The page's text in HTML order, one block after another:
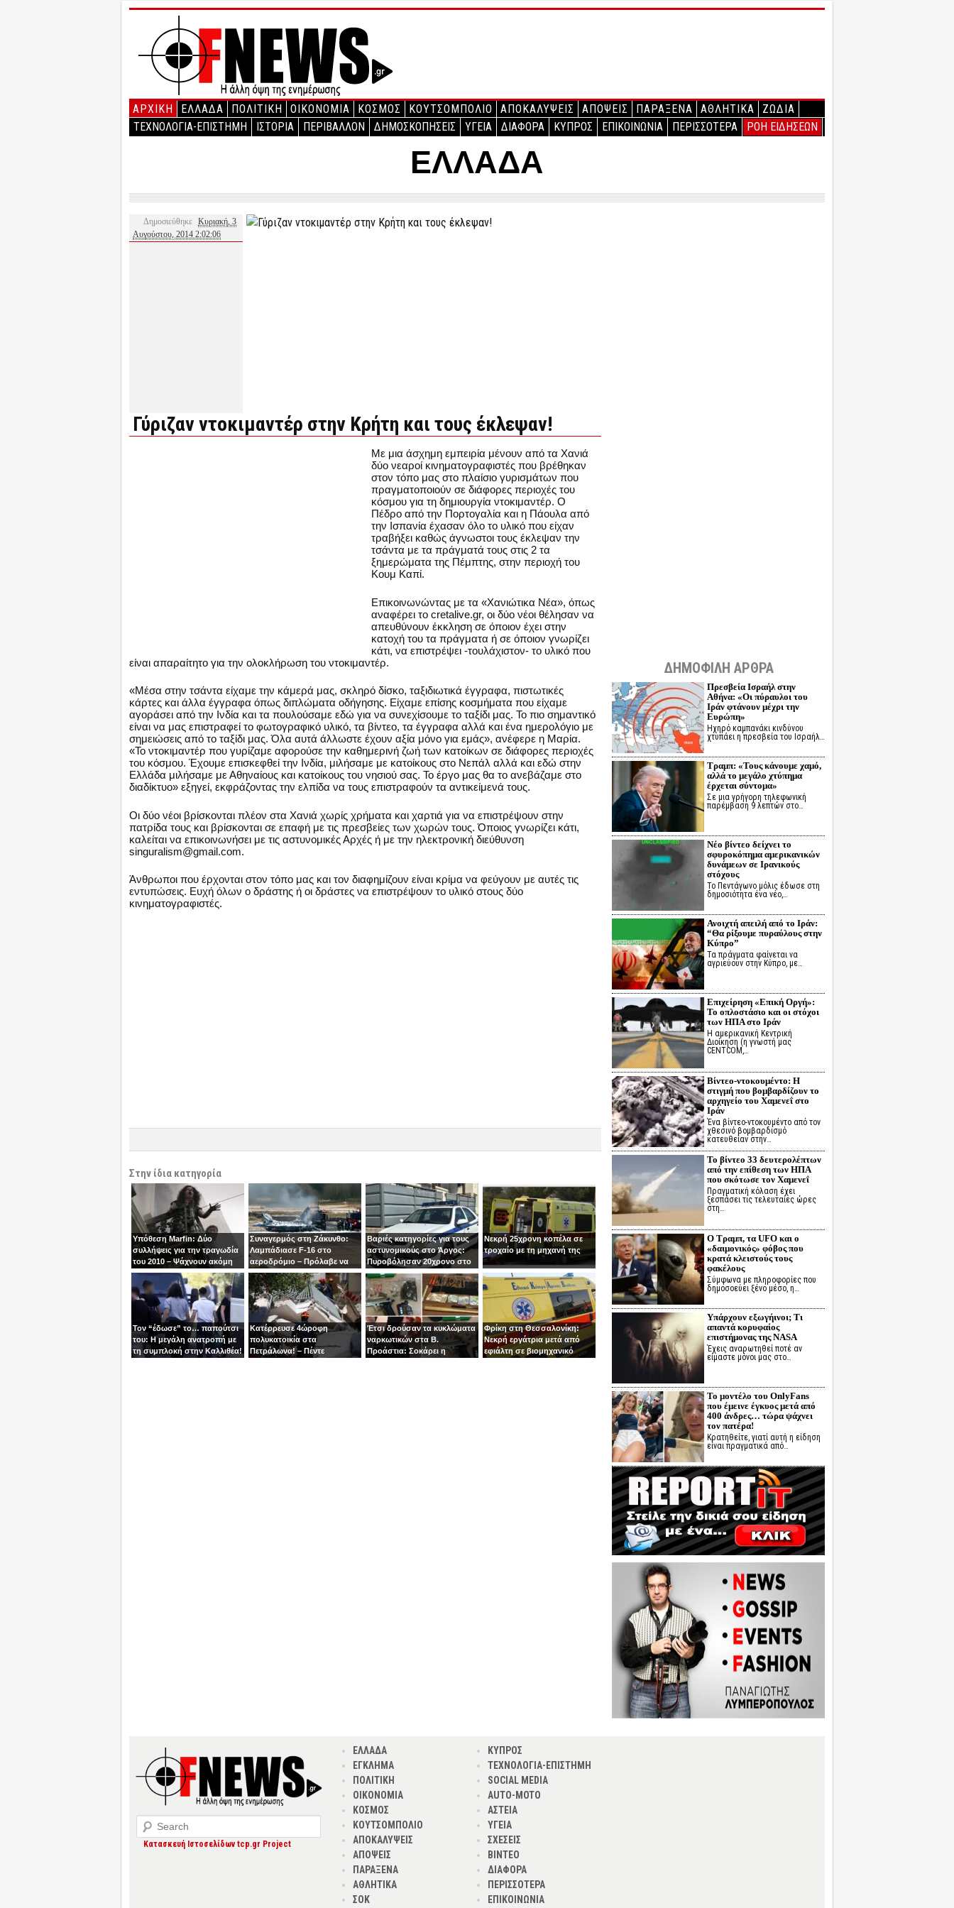
ΑΡΧΙΚΉ ΕΛΛΑΔΑ ΠΟΛΙΤΙΚΗ ΟΙΚΟΝΟΜΙΑ ΚΟΣΜΟΣ ΚΟΥΤΣΟΜΠΟΛΙΟ ΑΠΟΚΑΛΥΨΕΙΣ ΑΠΟΨΕΙΣ ΠΑΡΑΞΕΝΑ ΑΘΛΗΤΙΚΑ
ΖΩΔΙΑ
ΤΕΧΝΟΛΟΓΙΑ-ΕΠΙΣΤΗΜΗ
ΙΣΤΟΡΙΑ ΠΕΡΙΒΑΛΛΟΝ ΔΗΜΟΣΚΟΠΗΣΕΙΣ ΥΓΕΙΑ ΔΙΑΦΟΡΑ ΚΥΠΡΟΣ ΕΠΙΚΟΙΝΩΝΙΑ ΠΕΡΙΣΣΟΤΕΡΑ ΡΟΗ ΕΙΔΗΣΕΩΝ
ΕΛΛΑΔΑ
Δημοσιεύθηκε Κυριακή, 3
Αυγούστου, 2014 2:02:06
Γύριζαν ντοκιμαντέρ στην Κρήτη και τους έκλεψαν!
Με μια άσχημη εμπειρία μένουν από τα Χανιά
δύο νεαροί κινηματογραφιστές που βρέθηκαν
στον τόπο μας στο πλαίσιο γυρισμάτων που
πραγματοποιούν σε διάφορες περιοχές του
κόσμου για τη δημιουργία ντοκιμαντέρ. Ο
Πέδρο από την Πορτογαλία και η Πάουλα από
την Ισπανία έχασαν όλο το υλικό που είχαν
τραβήξει καθώς άγνωστοι τους έκλεψαν την
τσάντα με τα πράγματά τους στις 2 τα
ξημερώματα της Πέμπτης, στην περιοχή του
Κουμ Καπί.
Επικοινωνώντας με τα «Χανιώτικα Νέα», όπως
αναφέρει το cretalive.gr, οι δύο νέοι θέλησαν να
απευθύνουν έκκληση σε όποιον έχει στην
κατοχή του τα πράγματα ή σε όποιον γνωρίζει
κάτι, να επιστρέψει -τουλάχιστον- το υλικό που
είναι απαραίτητο για την ολοκλήρωση του ντοκιμαντέρ.
«Μέσα στην τσάντα είχαμε την κάμερά μας, σκληρό δίσκο, ταξιδιωτικά έγγραφα, πιστωτικές
κάρτες και άλλα έγγραφα όπως διπλώματα οδήγησης. Είχαμε επίσης κοσμήματα που είχαμε
αγοράσει από την Ινδία και τα πουλούσαμε εδώ για να συνεχίσουμε το ταξίδι μας. Το πιο σημαντικό
είναι να μας επιστραφεί το φωτογραφικό υλικό, τα βίντεο, τα έγγραφα αλλά και ένα ημερολόγιο με
σημειώσεις από το ταξίδι μας. Όλα αυτά άλλωστε έχουν αξία μόνο για εμάς», ανέφερε η Μαρία.
«Το ντοκιμαντέρ που γυρίζαμε αφορούσε την καθημερινή ζωή των κατοίκων σε διάφορες περιοχές
του κόσμου. Έχουμε επισκεφθεί την Ινδία, μιλήσαμε με κατοίκους στο Νεπάλ αλλά και εδώ στην
Ελλάδα μιλήσαμε με Αθηναίους και κατοίκους του νησιού σας. Το έργο μας θα το ανεβάζαμε στο
διαδίκτυο» εξηγεί, εκφράζοντας την ελπίδα να τους επιστραφούν τα αντικείμενά τους.
Οι δύο νέοι βρίσκονται πλέον στα Χανιά χωρίς χρήματα και χαρτιά για να επιστρέψουν στην
πατρίδα τους και βρίσκονται σε επαφή με τις πρεσβείες των χωρών τους. Όποιος γνωρίζει κάτι,
καλείται να επικοινωνήσει με τις αστυνομικές Αρχές ή με την ηλεκτρονική διεύθυνση
singuralism@gmail.com.
Άνθρωποι που έρχονται στον τόπο μας και τον διαφημίζουν είναι κρίμα να φεύγουν με αυτές τις
εντυπώσεις. Ευχή όλων ο δράστης ή οι δράστες να επιστρέψουν το υλικό στους δύο
κινηματογραφιστές.
Στην ίδια κατηγορία
Υπόθεση Marfin: Δύο
συλλήψεις για την τραγωδία
του 2010 – Ψάχνουν ακόμη
μία γυναίκα
Συναγερμός στη Ζάκυνθο:
Λαμπάδιασε F-16 στο
αεροδρόμιο – Πρόλαβε να
βγει την τελευταία στιγμή ο
χειριστής
Βαριές κατηγορίες για τους
αστυνομικούς στο Άργος:
Πυροβόλησαν 20χρονο στο
κεφάλι
Νεκρή 25χρονη κοπέλα σε
τροχαίο με τη μηχανή της
Τον “έδωσε” το… παπούτσι
του: Η μεγάλη ανατροπή με
τη συμπλοκή στην Καλλιθέα!
Κατέρρευσε 4ώροφη
πολυκατοικία στα
Πετράλωνα! – Πέντε
Έτσι δρούσαν τα κυκλώματα
ναρκωτικών στα Β.
Προάστια: Σοκάρει η
Φρίκη στη Θεσσαλονίκη:
Νεκρή εργάτρια μετά από
εφιάλτη σε βιομηχανικό
ΔΗΜΟΦΙΛΗ ΑΡΘΡΑ
Πρεσβεία Ισραήλ στην
Αθήνα: «Οι πύραυλοι του
Ιράν φτάνουν μέχρι την
Ευρώπη»
Ηχηρό καμπανάκι κινδύνου
χτυπάει η πρεσβεία του Ισραήλ…
Τραμπ: «Τους κάνουμε χαμό,
αλλά το μεγάλο χτύπημα
έρχεται σύντομα»
Σε μια γρήγορη τηλεφωνική
παρέμβαση 9 λεπτών στο…
Νέο βίντεο δείχνει το
σφυροκόπημα αμερικανικών
δυνάμεων σε Ιρανικούς
στόχους
Το Πεντάγωνο μόλις έδωσε στη
δημοσιότητα ένα νέο,…
Ανοιχτή απειλή από το Ιράν:
“Θα ρίξουμε πυραύλους στην
Κύπρο”
Τα πράγματα φαίνεται να
αγριεύουν στην Κύπρο, με…
Επιχείρηση «Επική Οργή»:
Το οπλοστάσιο και οι στόχοι
των ΗΠΑ στο Ιράν
Η αμερικανική Κεντρική
Διοίκηση (η γνωστή μας
CENTCOM,…
Βίντεο-ντοκουμέντο: Η
στιγμή που βομβαρδίζουν το
αρχηγείο του Χαμενεΐ στο
Ιράν
Ένα βίντεο-ντοκουμέντο από τον
χθεσινό βομβαρδισμό
κατευθείαν στην…
Το βίντεο 33 δευτερολέπτων
από την επίθεση των ΗΠΑ
που σκότωσε τον Χαμενεΐ
Πραγματική κόλαση έχει
ξεσπάσει τις τελευταίες ώρες
στη…
Ο Τραμπ, τα UFO και ο
«δαιμονικός» φόβος που
κρατά κλειστούς τους
φακέλους
Σύμφωνα με πληροφορίες που
δημοσοεύει ξένο μέσο, η…
Υπάρχουν εξωγήινοι; Τι
απαντά κορυφαίος
επιστήμονας της NASA
Έχεις αναρωτηθεί ποτέ αν
είμαστε μόνοι μας στο…
Το μοντέλο του OnlyFans
που έμεινε έγκυος μετά από
400 άνδρες… τώρα ψάχνει
τον πατέρα!
Κρατηθείτε, γιατί αυτή η είδηση
είναι πραγματικά από…
Search
Κατασκευή Ιστοσελίδων tcp.gr Project
ΕΛΛΑΔΑ
ΕΓΚΛΗΜΑ
ΠΟΛΙΤΙΚΗ
ΟΙΚΟΝΟΜΙΑ
ΚΟΣΜΟΣ
ΚΟΥΤΣΟΜΠΟΛΙΟ
ΑΠΟΚΑΛΥΨΕΙΣ
ΑΠΟΨΕΙΣ
ΠΑΡΑΞΕΝΑ
ΑΘΛΗΤΙΚΑ
ΣΟΚ
ΚΥΠΡΟΣ
ΤΕΧΝΟΛΟΓΙΑ-ΕΠΙΣΤΗΜΗ
SOCIAL MEDIA
AUTO-MOTO
ΑΣΤΕΙΑ
ΥΓΕΙΑ
ΣΧΕΣΕΙΣ
ΒΙΝΤΕΟ
ΔΙΑΦΟΡΑ
ΠΕΡΙΣΣΟΤΕΡΑ
ΕΠΙΚΟΙΝΩΝΙΑ